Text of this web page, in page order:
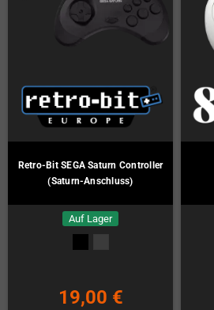
Retro-Bit SEGA Saturn Controller
(Saturn-Anschluss)
Auf Lager
19,00 €